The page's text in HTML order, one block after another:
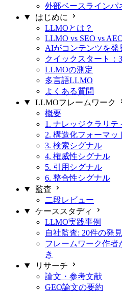
外部ベースラインパ
はじめに
LLMOとは？
LLMO vs SEO vs
AIがコンテンツを発
クイックスタート：
LLMOの測定
多言語LLMO
よくある質問
LLMOフレームワーク
概要
1. ナレッジクラリテ
2. 構造化フォーマッ
3. 検索シグナル
4. 権威性シグナル
5. 引用シグナル
6. 整合性シグナル
監査
二段レビュー
ケーススタディ
LLMO実践事例
自社監査: 20件の発見
フレームワーク作者
き
リサーチ
論文・参考文献
GEO論文の要約